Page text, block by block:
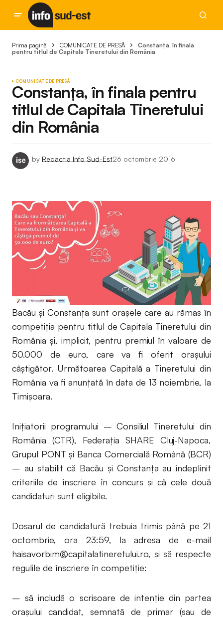
Prima pagină COMUNICATE DE PRESĂ
Constanța, în finala
pentru titlul de Capitala Tineretului din România
COMUNICATE DE PRESĂ
Constanța, în finala pentru
titlul de Capitala Tineretului
din România
by Redactia Info Sud-Est26 octombrie 2016
Bacău și Constanța sunt orașele care au rămas în
competiția pentru titlul de Capitala Tineretului din
România și, implicit, pentru premiul în valoare de
50.000 de euro, care va fi oferit orașului
câștigător. Următoarea Capitală a Tineretului din
România va fi anunțată în data de 13 noiembrie, la
Timișoara.
Inițiatorii programului – Consiliul Tineretului din
România (CTR), Federația SHARE Cluj-Napoca,
Grupul PONT și Banca Comercială Română (BCR)
– au stabilit că Bacău și Constanța au îndeplinit
criteriile de înscriere în concurs și că cele două
candidaturi sunt eligibile.
Dosarul de candidatură trebuia trimis până pe 21
octombrie, ora 23:59, la adresa de e-mail
haisavorbim@capitalatineretului.ro, și să respecte
regulile de înscriere în competiție:
– să includă o scrisoare de intenție din partea
orașului candidat, semnată de primar (sau de